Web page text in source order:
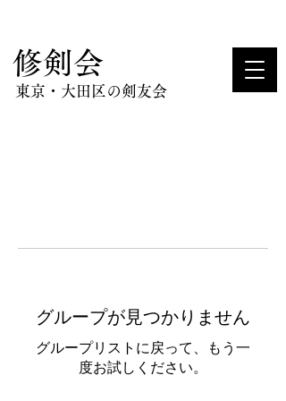
​修剣会
東京・大田区の剣友会
グループが見つかりません
グループリストに戻って、もう一
度お試しください。